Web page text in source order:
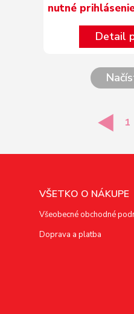
nutné
Detail
1
VŠETKO O NÁKUPE
Všeobecné obchodné
Doprava a platba